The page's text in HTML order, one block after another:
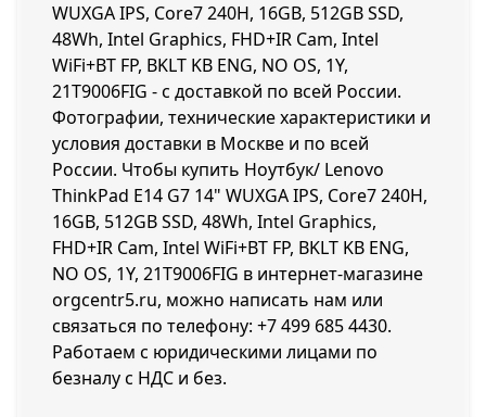
WUXGA IPS, Core7 240H, 16GB, 512GB SSD,
48Wh, Intel Graphics, FHD+IR Cam, Intel
WiFi+BT FP, BKLT KB ENG, NO OS, 1Y,
21T9006FIG - с доставкой по всей России.
Фотографии, технические характеристики и
условия доставки в Москве и по всей
России. Чтобы купить Ноутбук/ Lenovo
ThinkPad E14 G7 14" WUXGA IPS, Core7 240H,
16GB, 512GB SSD, 48Wh, Intel Graphics,
FHD+IR Cam, Intel WiFi+BT FP, BKLT KB ENG,
NO OS, 1Y, 21T9006FIG в интернет-магазине
orgcentr5.ru, можно написать нам или
связаться по телефону: +7 499 685 4430.
Работаем с юридическими лицами по
безналу с НДС и без.